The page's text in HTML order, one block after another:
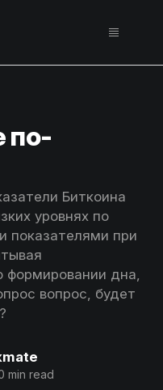
по-
Биткоина
уровнях по
показателями при
формировании дна,
вопрос, будет
min read